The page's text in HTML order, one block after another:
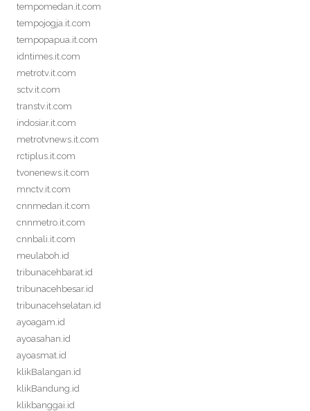
tempomedan.it.com
tempojogja.it.com
tempopapua.it.com
idntimes.it.com
metrotv.it.com
sctv.it.com
transtv.it.com
indosiar.it.com
metrotvnews.it.com
rctiplus.it.com
tvonenews.it.com
mnctv.it.com
cnnmedan.it.com
cnnmetro.it.com
cnnbali.it.com
meulaboh.id
tribunacehbarat.id
tribunacehbesar.id
tribunacehselatan.id
ayoagam.id
ayoasahan.id
ayoasmat.id
klikBalangan.id
klikBandung.id
klikbanggai.id